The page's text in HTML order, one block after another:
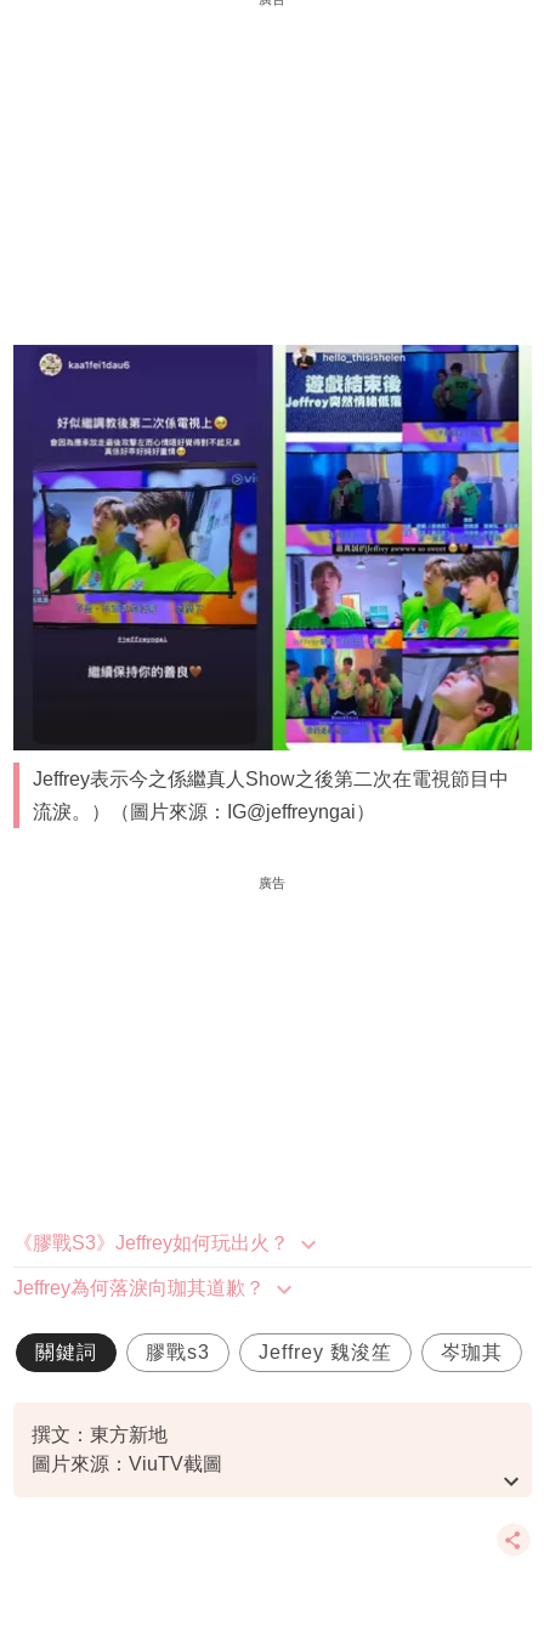
Jeffrey表示今之係繼真人Show之後第二次在電視節目中
流淚。）（圖片來源：IG@jeffreyngai）
廣告
《膠戰S3》Jeffrey如何玩出火？
Jeffrey為何落淚向珈其道歉？
關鍵詞 膠戰s3 Jeffrey 魏浚笙 岑珈其
撰文：東方新地
圖片來源：ViuTV截圖